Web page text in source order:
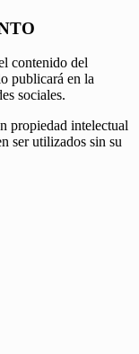
contenido del
publicará en la
sociales.
propiedad intelectual
ser utilizados sin su